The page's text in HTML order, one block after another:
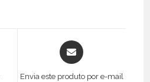
Opens
in
Envia este produto por e-mail